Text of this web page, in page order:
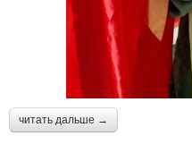
читать дальше →